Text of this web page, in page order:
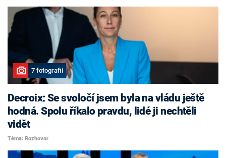
7 fotografií
Decroix: Se svoločí jsem byla na vládu ještě
hodná. Spolu říkalo pravdu, lidé ji nechtěli
vidět
Téma: Rozhovor